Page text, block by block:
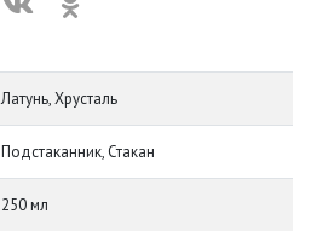
Латунь, Хрусталь
Подстаканник, Стакан
250 мл